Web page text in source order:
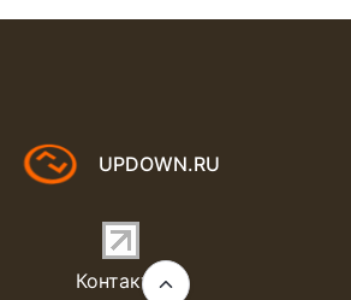
UPDOWN.RU
Контакты